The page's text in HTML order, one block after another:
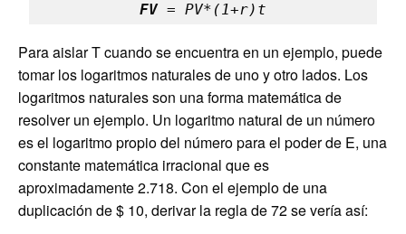
FV = PV*(1+r)t
Para aislar T cuando se encuentra en un ejemplo, puede
tomar los logaritmos naturales de uno y otro lados. Los
logaritmos naturales son una forma matemática de
resolver un ejemplo. Un logaritmo natural de un número
es el logaritmo propio del número para el poder de E, una
constante matemática irracional que es
aproximadamente 2.718. Con el ejemplo de una
duplicación de $ 10, derivar la regla de 72 se vería así: